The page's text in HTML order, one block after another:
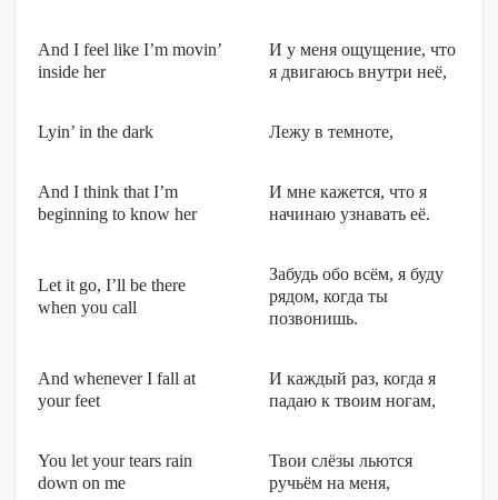
And I feel like I’m movin’
inside her
И у меня ощущение, что
я двигаюсь внутри неё,
Lyin’ in the dark Лежу в темноте,
And I think that I’m
beginning to know her
И мне кажется, что я
начинаю узнавать её.
Let it go, I’ll be there
when you call
Забудь обо всём, я буду
рядом, когда ты
позвонишь.
And whenever I fall at
your feet
И каждый раз, когда я
падаю к твоим ногам,
You let your tears rain
down on me
Твои слёзы льются
ручьём на меня,